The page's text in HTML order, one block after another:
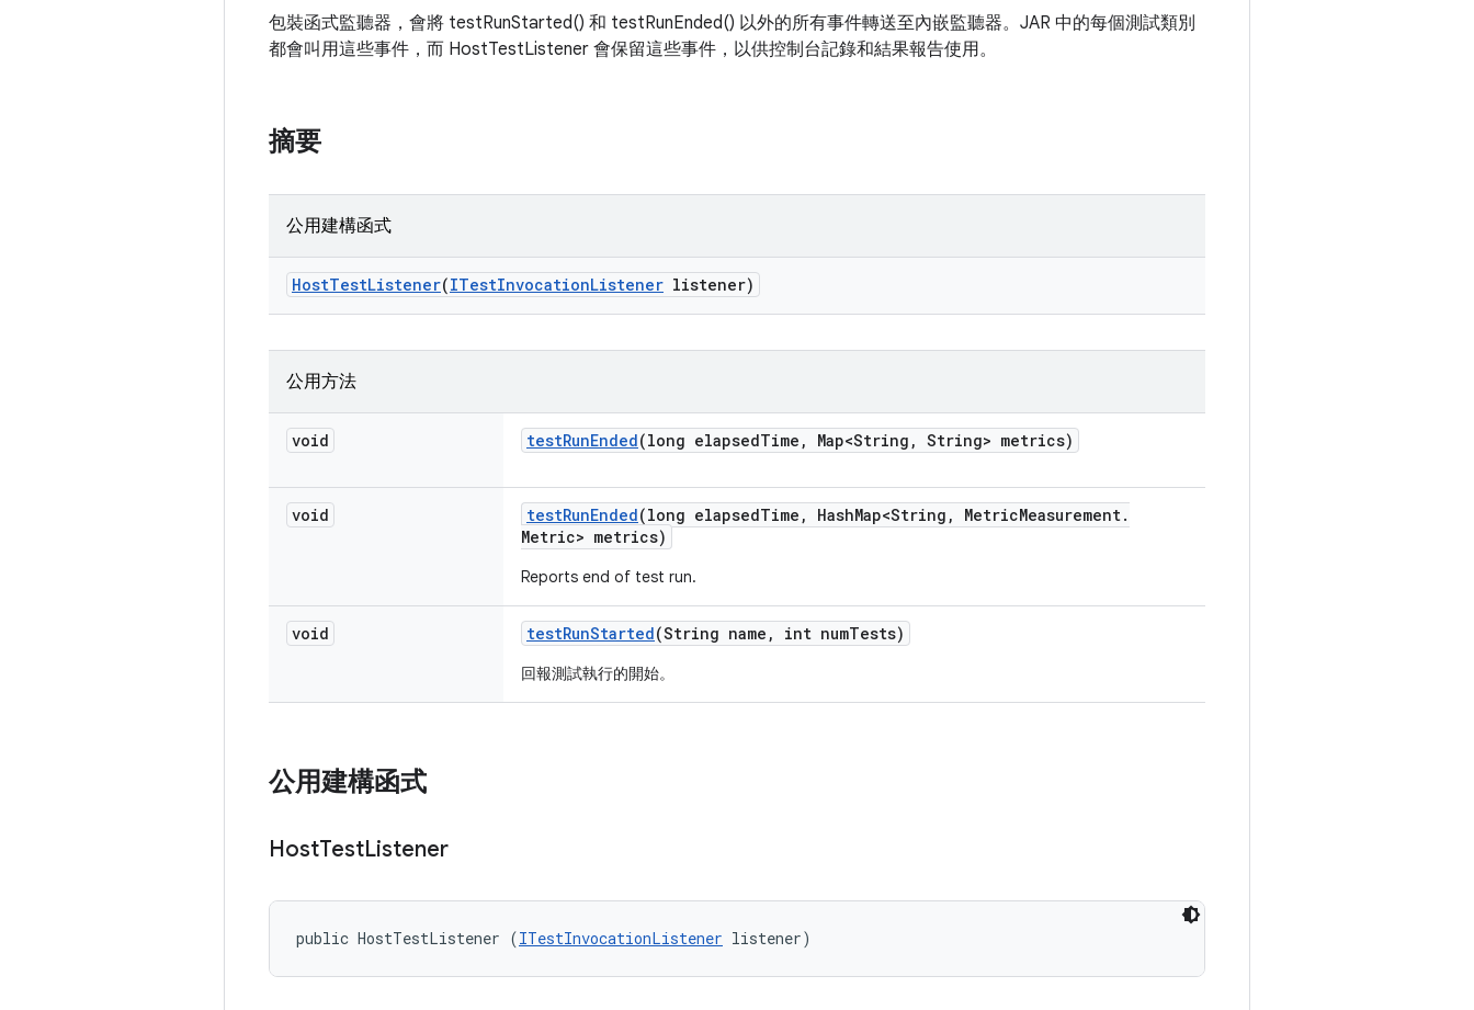
包裝函式監聽器，會將 testRunStarted() 和 testRunEnded() 以外的所有事件轉送至內嵌監聽器。JAR 中的每個測試類別
都會叫用這些事件，而 HostTestListener 會保留這些事件，以供控制台記錄和結果報告使用。
摘要
公用建構函式
HostTestListener(ITestInvocationListener listener)
公用方法
void testRunEnded(long elapsedTime , Map<String , String> metrics)
void testRunEnded(long elapsedTime , HashMap<String , MetricMeasurement.
Metric> metrics)
Reports end of test run.
void testRunStarted(String name , int numTests)
回報測試執行的開始。
公用建構函式
HostTestListener
public HostTestListener (ITestInvocationListener listener)